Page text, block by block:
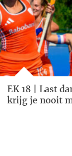
EK 18 | Last
krijg je nooit